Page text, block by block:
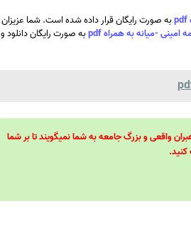
به صورت رایگان قرار داده شده است. شما عزیزان
به صورت رایگان دانلود و
کامل بر اطرافیانتان! 48 راه برای رهبری گروه، جمع و زیر دستانتان! 48 قانون که رهبران واقعی و بزرگ جامعه به شما نمیگویند تا بر شما